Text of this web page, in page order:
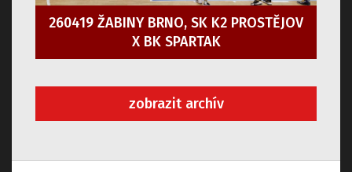
260419 ŽABINY BRNO, SK K2 PROSTĚJOV
X BK SPARTAK
zobrazit archív